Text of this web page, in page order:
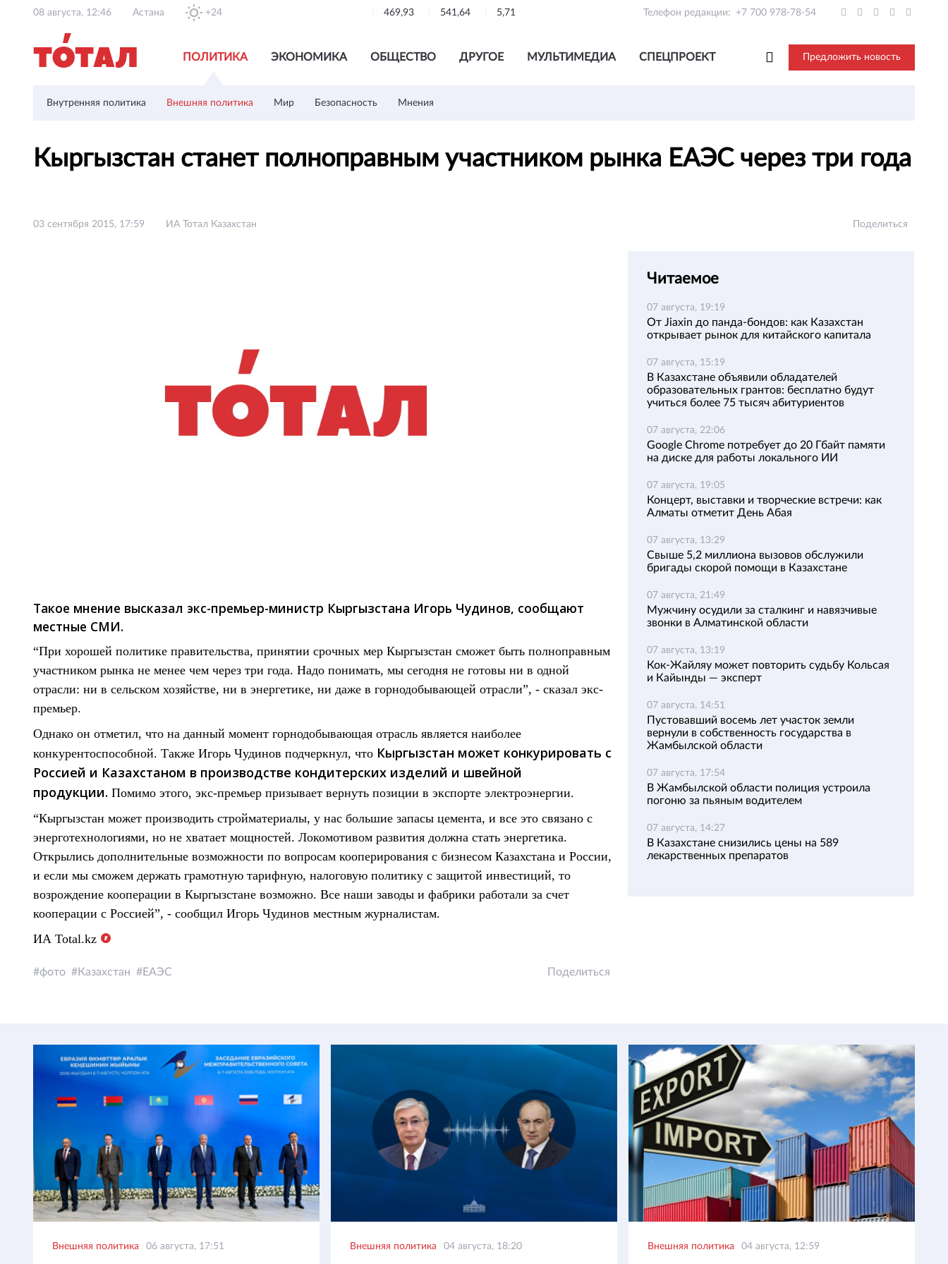
08 августа, 12:46 Астана +24 469,93 541,64 5,71 Телефон редакции: +7 700 978-78-54
ПОЛИТИКА ЭКОНОМИКА ОБЩЕСТВО ДРУГОЕ МУЛЬТИМЕДИА СПЕЦПРОЕКТ Предложить новость
Внутренняя политика Внешняя политика Мир Безопасность Мнения
Кыргызстан станет полноправным участником рынка ЕАЭС через три года
03 сентября 2015, 17:59 ИА Тотал Казахстан Поделиться
Такое мнение высказал экс-премьер-министр Кыргызстана Игорь Чудинов, сообщают
местные СМИ.
“При хорошей политике правительства, принятии срочных мер Кыргызстан сможет быть полноправным
участником рынка не менее чем через три года. Надо понимать, мы сегодня не готовы ни в одной
отрасли: ни в сельском хозяйстве, ни в энергетике, ни даже в горнодобывающей отрасли”, - сказал экс-
премьер.
Однако он отметил, что на данный момент горнодобывающая отрасль является наиболее
конкурентоспособной. Также Игорь Чудинов подчеркнул, что Кыргызстан может конкурировать с
Россией и Казахстаном в производстве кондитерских изделий и швейной
продукции. Помимо этого, экс-премьер призывает вернуть позиции в экспорте электроэнергии.
“Кыргызстан может производить стройматериалы, у нас большие запасы цемента, и все это связано с
энерготехнологиями, но не хватает мощностей. Локомотивом развития должна стать энергетика.
Открылись дополнительные возможности по вопросам кооперирования с бизнесом Казахстана и России,
и если мы сможем держать грамотную тарифную, налоговую политику с защитой инвестиций, то
возрождение кооперации в Кыргызстане возможно. Все наши заводы и фабрики работали за счет
кооперации с Россией”, - сообщил Игорь Чудинов местным журналистам.
ИА Total.kz
фото Казахстан ЕАЭС Поделиться
Читаемое
07 августа, 19:19
От Jiaxin до панда-бондов: как Казахстан
открывает рынок для китайского капитала
07 августа, 15:19
В Казахстане объявили обладателей
образовательных грантов: бесплатно будут
учиться более 75 тысяч абитуриентов
07 августа, 22:06
Google Chrome потребует до 20 Гбайт памяти
на диске для работы локального ИИ
07 августа, 19:05
Концерт, выставки и творческие встречи: как
Алматы отметит День Абая
07 августа, 13:29
Свыше 5,2 миллиона вызовов обслужили
бригады скорой помощи в Казахстане
07 августа, 21:49
Мужчину осудили за сталкинг и навязчивые
звонки в Алматинской области
07 августа, 13:19
Кок-Жайляу может повторить судьбу Кольсая
и Кайынды — эксперт
07 августа, 14:51
Пустовавший восемь лет участок земли
вернули в собственность государства в
Жамбылской области
07 августа, 17:54
В Жамбылской области полиция устроила
погоню за пьяным водителем
07 августа, 14:27
В Казахстане снизились цены на 589
лекарственных препаратов
Внешняя политика 06 августа, 17:51 Внешняя политика 04 августа, 18:20 Внешняя политика 04 августа, 12:59